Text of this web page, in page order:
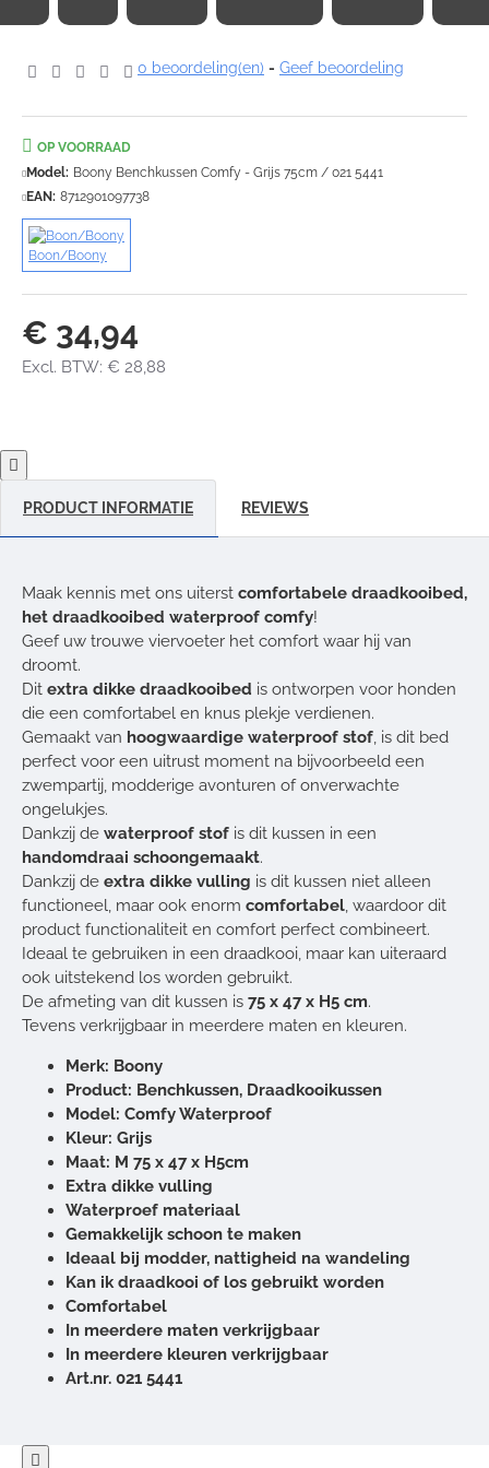
0 beoordeling(en) - Geef beoordeling
€ 34,94
Excl. BTW: € 28,88
OP VOORRAAD
Model: Boony Benchkussen Comfy - Grijs 75cm / 021 5441
EAN: 8712901097738
Boon/Boony
PRODUCT INFORMATIE REVIEWS
Maak kennis met ons uiterst comfortabele draadkooibed,
het draadkooibed waterproof comfy!
Geef uw trouwe viervoeter het comfort waar hij van
droomt.
Dit extra dikke draadkooibed is ontworpen voor honden
die een comfortabel en knus plekje verdienen.
Gemaakt van hoogwaardige waterproof stof , is dit bed
perfect voor een uitrust moment na bijvoorbeeld een
zwempartij, modderige avonturen of onverwachte
ongelukjes.
Dankzij de waterproof stof is dit kussen in een
handomdraai schoongemaakt.
Dankzij de extra dikke vulling is dit kussen niet alleen
functioneel, maar ook enorm comfortabel , waardoor dit
product functionaliteit en comfort perfect combineert.
Ideaal te gebruiken in een draadkooi, maar kan uiteraard
ook uitstekend los worden gebruikt.
De afmeting van dit kussen is 75 x 47 x H5 cm.
Tevens verkrijgbaar in meerdere maten en kleuren.
Merk: Boony
Product: Benchkussen, Draadkooikussen
Model: Comfy Waterproof
Kleur: Grijs
Maat: M 75 x 47 x H5cm
Extra dikke vulling
Waterproef materiaal
Gemakkelijk schoon te maken
Ideaal bij modder, nattigheid na wandeling
Kan ik draadkooi of los gebruikt worden
Comfortabel
In meerdere maten verkrijgbaar
In meerdere kleuren verkrijgbaar
Art.nr. 021 5441